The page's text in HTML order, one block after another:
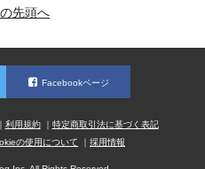
先頭へ
Facebookページ
利用規約
特定商取引法に基づく表記
の使用について 採用情報